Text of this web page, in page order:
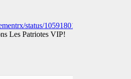
status/1059180199294709760
Les Patriotes VIP!